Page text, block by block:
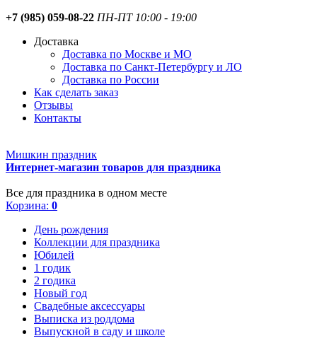
+7 (985) 059-08-22 ПН-ПТ 10:00 - 19:00
Доставка
Доставка по Москве и МО
Доставка по Санкт-Петербургу и ЛО
Доставка по России
Как сделать заказ
Отзывы
Контакты
Мишкин праздник
Интернет-магазин товаров для праздника
Все для праздника в одном месте
Корзина: 0
День рождения
Коллекции для праздника
Юбилей
1 годик
2 годика
Новый год
Свадебные аксессуары
Выписка из роддома
Выпускной в саду и школе